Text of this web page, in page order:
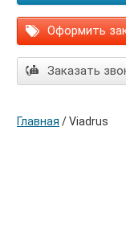
Оформить
Заказать
Главная /Viadrus